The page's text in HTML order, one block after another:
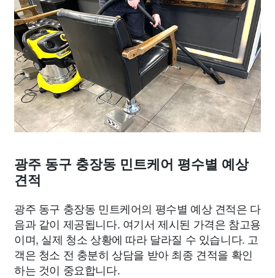
광주 동구 충장동 민트케어 평수별 예상
견적
광주 동구 충장동 민트케어의 평수별 예상 견적은 다
음과 같이 제공됩니다. 여기서 제시된 가격은 참고용
이며, 실제 청소 상황에 따라 달라질 수 있습니다. 고
객은 청소 전 충분히 상담을 받아 최종 견적을 확인
하는 것이 중요합니다.